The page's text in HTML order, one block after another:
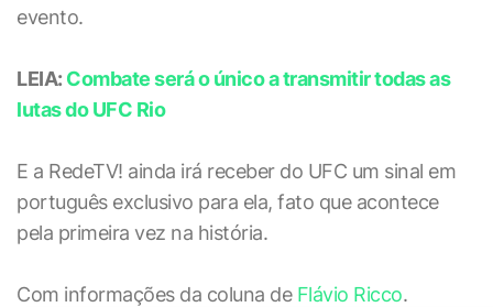
evento.
LEIA: Combate será o único a transmitir todas as
lutas do UFC Rio
E a RedeTV! ainda irá receber do UFC um sinal em
português exclusivo para ela, fato que acontece
pela primeira vez na história.
Com informações da coluna de Flávio Ricco.